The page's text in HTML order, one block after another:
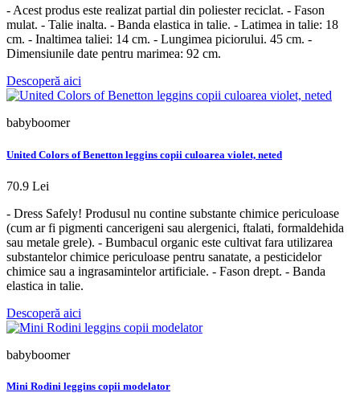
- Acest produs este realizat partial din poliester reciclat. - Fason
mulat. - Talie inalta. - Banda elastica in talie. - Latimea in talie: 18
cm. - Inaltimea taliei: 14 cm. - Lungimea piciorului. 45 cm. -
Dimensiunile date pentru marimea: 92 cm.
Descoperă aici
babyboomer
United Colors of Benetton leggins copii culoarea violet, neted
70.9 Lei
- Dress Safely! Produsul nu contine substante chimice periculoase
(cum ar fi pigmenti cancerigeni sau alergenici, ftalati, formaldehida
sau metale grele). - Bumbacul organic este cultivat fara utilizarea
substantelor chimice periculoase pentru sanatate, a pesticidelor
chimice sau a ingrasamintelor artificiale. - Fason drept. - Banda
elastica in talie.
Descoperă aici
babyboomer
Mini Rodini leggins copii modelator